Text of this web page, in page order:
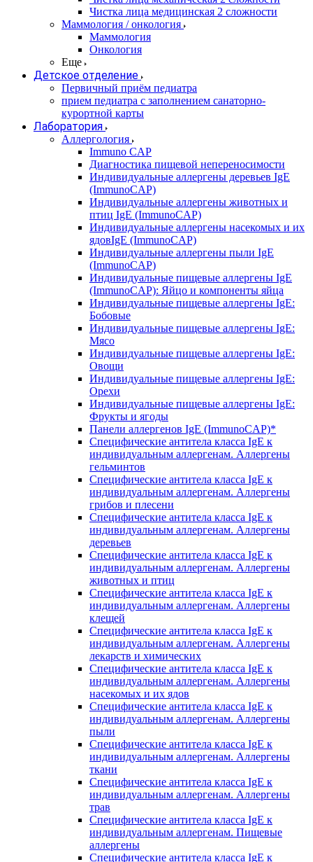
Чистка лица медицинская 2 сложности
Маммология / онкология
Маммология
Онкология
Еще
Детское отделение
Первичный приём педиатра
прием педиатра с заполнением санаторно-
курортной карты
Лаборатория
Аллергология
Immuno CAP
Диагностика пищевой непереносимости
Индивидуальные аллергены деревьев IgE
(ImmunoCAP)
Индивидуальные аллергены животных и
птиц IgE (ImmunoCAP)
Индивидуальные аллергены насекомых и их
ядовIgE (ImmunoCAP)
Индивидуальные аллергены пыли IgE
(ImmunoCAP)
Индивидуальные пищевые аллергены IgE
(ImmunoCAP): Яйцо и компоненты яйца
Индивидуальные пищевые аллергены IgE:
Бобовые
Индивидуальные пищевые аллергены IgE:
Мясо
Индивидуальные пищевые аллергены IgE:
Овощи
Индивидуальные пищевые аллергены IgE:
Орехи
Индивидуальные пищевые аллергены IgE:
Фрукты и ягоды
Панели аллергенов IgE (ImmunoCAP)*
Специфические антитела класса IgE к
индивидуальным аллергенам. Аллергены
гельминтов
Специфические антитела класса IgE к
индивидуальным аллергенам. Аллергены
грибов и плесени
Специфические антитела класса IgE к
индивидуальным аллергенам. Аллергены
деревьев
Специфические антитела класса IgE к
индивидуальным аллергенам. Аллергены
животных и птиц
Специфические антитела класса IgE к
индивидуальным аллергенам. Аллергены
клещей
Специфические антитела класса IgE к
индивидуальным аллергенам. Аллергены
лекарств и химических
Специфические антитела класса IgE к
индивидуальным аллергенам. Аллергены
насекомых и их ядов
Специфические антитела класса IgE к
индивидуальным аллергенам. Аллергены
пыли
Специфические антитела класса IgE к
индивидуальным аллергенам. Аллергены
ткани
Специфические антитела класса IgE к
индивидуальным аллергенам. Аллергены
трав
Специфические антитела класса IgE к
индивидуальным аллергенам. Пищевые
аллергены
Специфические антитела класса IgE к